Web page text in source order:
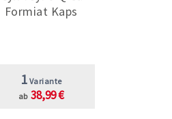
Formiat Kaps
1 Variante
ab 38,99 €